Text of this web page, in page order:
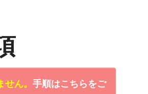
ん。 手順はこちらをご